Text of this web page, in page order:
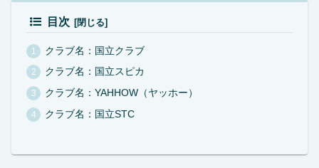
目次
クラブ名：国立クラブ
クラブ名：国立スピカ
クラブ名：YAHHOW（ヤッホー）
クラブ名：国立STC